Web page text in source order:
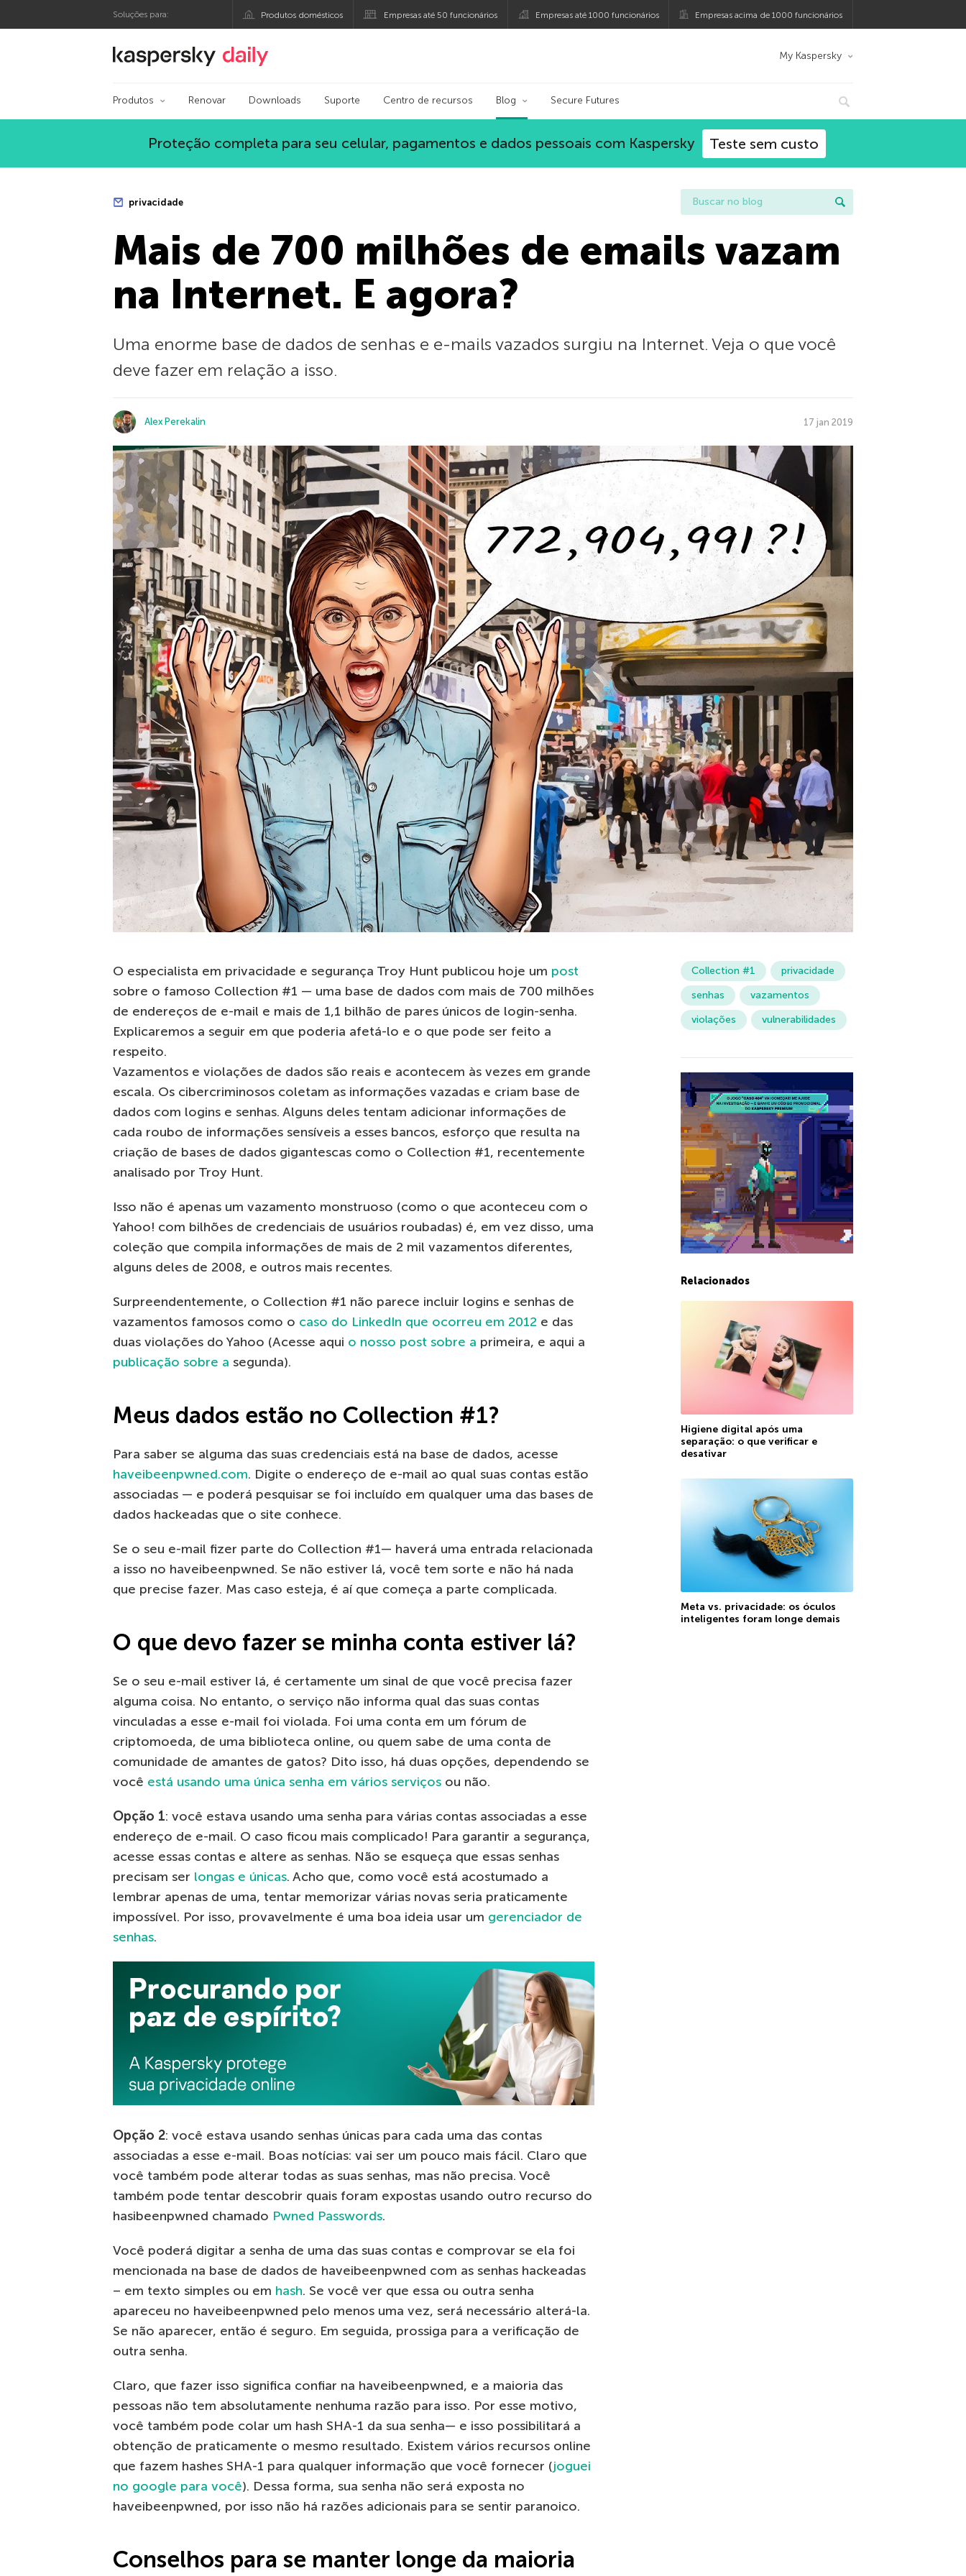
Soluções para: Produtos domésticos Empresas até 50 funcionários Empresas até 1000 funcionários Empresas acima de 1000 funcionários
Blog oficial da Kaspersky My Kaspersky
Produtos Renovar Downloads Suporte Centro de recursos Blog Secure Futures
Proteção completa para seu celular, pagamentos e dados pessoais com Kaspersky Teste sem custo
privacidade
Mais de 700 milhões de emails vazam
na Internet. E agora?
Uma enorme base de dados de senhas e e-mails vazados surgiu na Internet. Veja o que você
deve fazer em relação a isso.
Alex Perekalin 17 jan 2019
O especialista em privacidade e segurança Troy Hunt publicou hoje um post
sobre o famoso Collection #1 — uma base de dados com mais de 700 milhões
de endereços de e-mail e mais de 1,1 bilhão de pares únicos de login-senha.
Explicaremos a seguir em que poderia afetá-lo e o que pode ser feito a
respeito.
Vazamentos e violações de dados são reais e acontecem às vezes em grande
escala. Os cibercriminosos coletam as informações vazadas e criam base de
dados com logins e senhas. Alguns deles tentam adicionar informações de
cada roubo de informações sensíveis a esses bancos, esforço que resulta na
criação de bases de dados gigantescas como o Collection #1, recentemente
analisado por Troy Hunt.
Isso não é apenas um vazamento monstruoso (como o que aconteceu com o
Yahoo! com bilhões de credenciais de usuários roubadas) é, em vez disso, uma
coleção que compila informações de mais de 2 mil vazamentos diferentes,
alguns deles de 2008, e outros mais recentes.
Surpreendentemente, o Collection #1 não parece incluir logins e senhas de
vazamentos famosos como o caso do LinkedIn que ocorreu em 2012 e das
duas violações do Yahoo (Acesse aqui o nosso post sobre a primeira, e aqui a
publicação sobre a segunda).
Meus dados estão no Collection #1?
Para saber se alguma das suas credenciais está na base de dados, acesse
haveibeenpwned.com. Digite o endereço de e-mail ao qual suas contas estão
associadas — e poderá pesquisar se foi incluído em qualquer uma das bases de
dados hackeadas que o site conhece.
Se o seu e-mail fizer parte do Collection #1— haverá uma entrada relacionada
a isso no haveibeenpwned. Se não estiver lá, você tem sorte e não há nada
que precise fazer. Mas caso esteja, é aí que começa a parte complicada.
O que devo fazer se minha conta estiver lá?
Se o seu e-mail estiver lá, é certamente um sinal de que você precisa fazer
alguma coisa. No entanto, o serviço não informa qual das suas contas
vinculadas a esse e-mail foi violada. Foi uma conta em um fórum de
criptomoeda, de uma biblioteca online, ou quem sabe de uma conta de
comunidade de amantes de gatos? Dito isso, há duas opções, dependendo se
você está usando uma única senha em vários serviços ou não.
Opção 1: você estava usando uma senha para várias contas associadas a esse
endereço de e-mail. O caso ficou mais complicado! Para garantir a segurança,
acesse essas contas e altere as senhas. Não se esqueça que essas senhas
precisam ser longas e únicas. Acho que, como você está acostumado a
lembrar apenas de uma, tentar memorizar várias novas seria praticamente
impossível. Por isso, provavelmente é uma boa ideia usar um gerenciador de
senhas.
Opção 2: você estava usando senhas únicas para cada uma das contas
associadas a esse e-mail. Boas notícias: vai ser um pouco mais fácil. Claro que
você também pode alterar todas as suas senhas, mas não precisa. Você
também pode tentar descobrir quais foram expostas usando outro recurso do
hasibeenpwned chamado Pwned Passwords.
Você poderá digitar a senha de uma das suas contas e comprovar se ela foi
mencionada na base de dados de haveibeenpwned com as senhas hackeadas
– em texto simples ou em hash. Se você ver que essa ou outra senha
apareceu no haveibeenpwned pelo menos uma vez, será necessário alterá-la.
Se não aparecer, então é seguro. Em seguida, prossiga para a verificação de
outra senha.
Claro, que fazer isso significa confiar na haveibeenpwned, e a maioria das
pessoas não tem absolutamente nenhuma razão para isso. Por esse motivo,
você também pode colar um hash SHA-1 da sua senha— e isso possibilitará a
obtenção de praticamente o mesmo resultado. Existem vários recursos online
que fazem hashes SHA-1 para qualquer informação que você fornecer (joguei
no google para você). Dessa forma, sua senha não será exposta no
haveibeenpwned, por isso não há razões adicionais para se sentir paranoico.
Conselhos para se manter longe da maioria
Collection #1
privacidade
senhas
vazamentos
violações
vulnerabilidades
Relacionados
Higiene digital após uma
separação: o que verificar e
desativar
Meta vs. privacidade: os óculos
inteligentes foram longe demais